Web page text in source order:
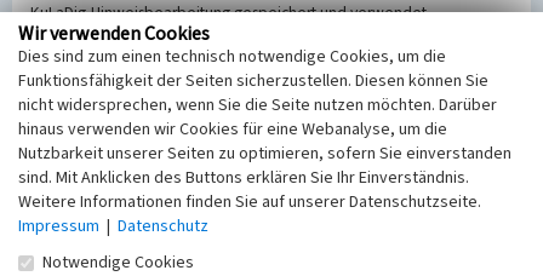
KuLaDig-Hinweisbearbeitung gespeichert und verwendet.
Selbstverständlich werden diese entsprechend der Vorschriften des
Telemediengesetzes, des Datenschutzgesetzes NRW und der seit
dem 25.05.2018 gültigen Europäischen Datenschutzgrundverordnung
(EU-DSGVO) vertraulich behandelt, beachten Sie bitte unsere
Hinweise zumDatenschutz
Nachricht
Wir verwenden Cookies
Dies sind zum einen technisch notwendige Cookies, um die
Funktionsfähigkeit der Seiten sicherzustellen. Diesen können Sie
nicht widersprechen, wenn Sie die Seite nutzen möchten. Darüber
hinaus verwenden wir Cookies für eine Webanalyse, um die
Nutzbarkeit unserer Seiten zu optimieren, sofern Sie einverstanden
sind. Mit Anklicken des Buttons erklären Sie Ihr Einverständnis.
Weitere Informationen finden Sie auf unserer Datenschutzseite.
Impressum | Datenschutz
Notwendige Cookies